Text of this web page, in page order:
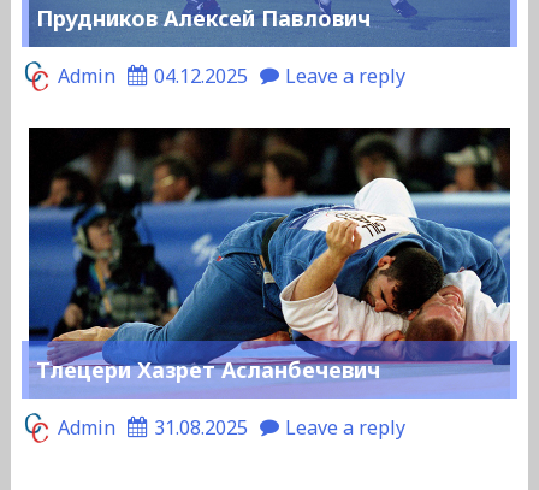
Прудников Алексей Павлович
Admin 04.12.2025 Leave a reply
Тлецери Хазрет Асланбечевич
Admin 31.08.2025 Leave a reply